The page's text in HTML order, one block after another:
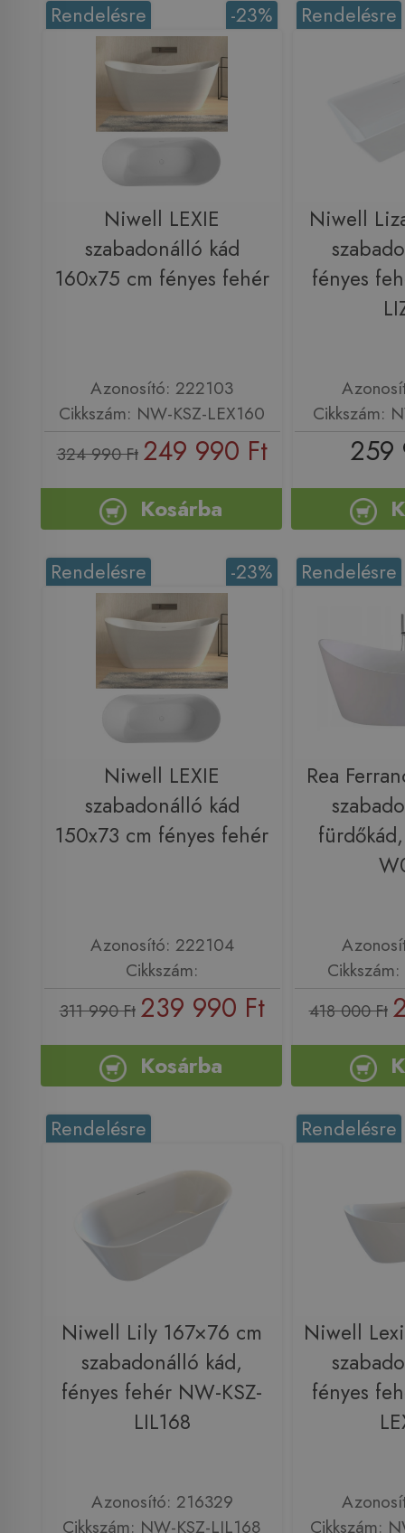
-23%
Rendelésre
Niwell LEXIE
szabadonálló kád
160x75 cm fényes fehér
Azonosító: 222103
Cikkszám: NW-KSZ-LEX160
324 990 Ft 249 990 Ft
Kosárba
Rendelésre
Niwell
fényes
Cikkszám:
259
-23%
Rendelésre
Niwell LEXIE
szabadonálló kád
150x73 cm fényes fehér
Azonosító: 222104
Cikkszám:
311 990 Ft 239 990 Ft
Kosárba
Rendelésre
Rea
418 000 Ft
Rendelésre
Niwell Lily 167×76 cm
szabadonálló kád,
fényes fehér NW-KSZ-
LIL168
Azonosító: 216329
Cikkszám: NW-KSZ-LIL168
Rendelésre
Niwell
fényes
Cikkszám: